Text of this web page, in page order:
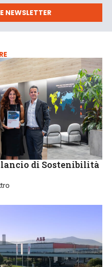
NEWSLETTER
di Sostenibilità